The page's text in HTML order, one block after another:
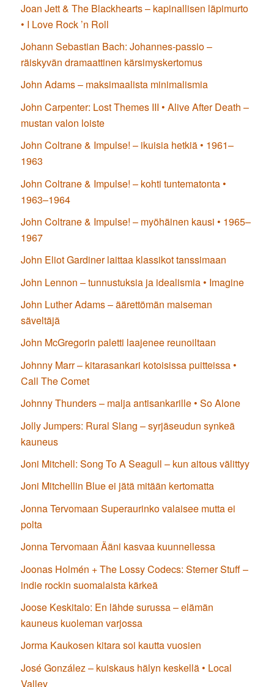
Joan Jett & The Blackhearts – kapinallisen läpimurto
• I Love Rock ’n Roll
Johann Sebastian Bach: Johannes-passio –
räiskyvän dramaattinen kärsimyskertomus
John Adams – maksimaalista minimalismia
John Carpenter: Lost Themes III • Alive After Death –
mustan valon loiste
John Coltrane & Impulse! – ikuisia hetkiä • 1961–
1963
John Coltrane & Impulse! – kohti tuntematonta •
1963–1964
John Coltrane & Impulse! – myöhäinen kausi • 1965–
1967
John Eliot Gardiner laittaa klassikot tanssimaan
John Lennon – tunnustuksia ja idealismia • Imagine
John Luther Adams – äärettömän maiseman
säveltäjä
John McGregorin paletti laajenee reunoiltaan
Johnny Marr – kitarasankari kotoisissa puitteissa •
Call The Comet
Johnny Thunders – malja antisankarille • So Alone
Jolly Jumpers: Rural Slang – syrjäseudun synkeä
kauneus
Joni Mitchell: Song To A Seagull – kun aitous välittyy
Joni Mitchellin Blue ei jätä mitään kertomatta
Jonna Tervomaan Superaurinko valaisee mutta ei
polta
Jonna Tervomaan Ääni kasvaa kuunnellessa
Joonas Holmén + The Lossy Codecs: Sterner Stuff –
indie rockin suomalaista kärkeä
Joose Keskitalo: En lähde surussa – elämän
kauneus kuoleman varjossa
Jorma Kaukosen kitara soi kautta vuosien
José González – kuiskaus hälyn keskellä • Local
Valley